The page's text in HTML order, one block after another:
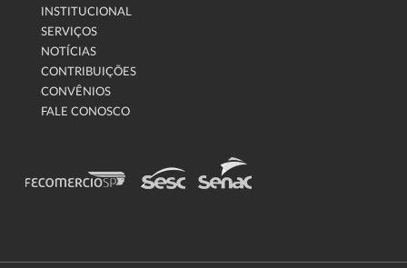
INSTITUCIONAL
SERVIÇOS
NOTÍCIAS
CONTRIBUIÇÕES
CONVÊNIOS
FALE CONOSCO